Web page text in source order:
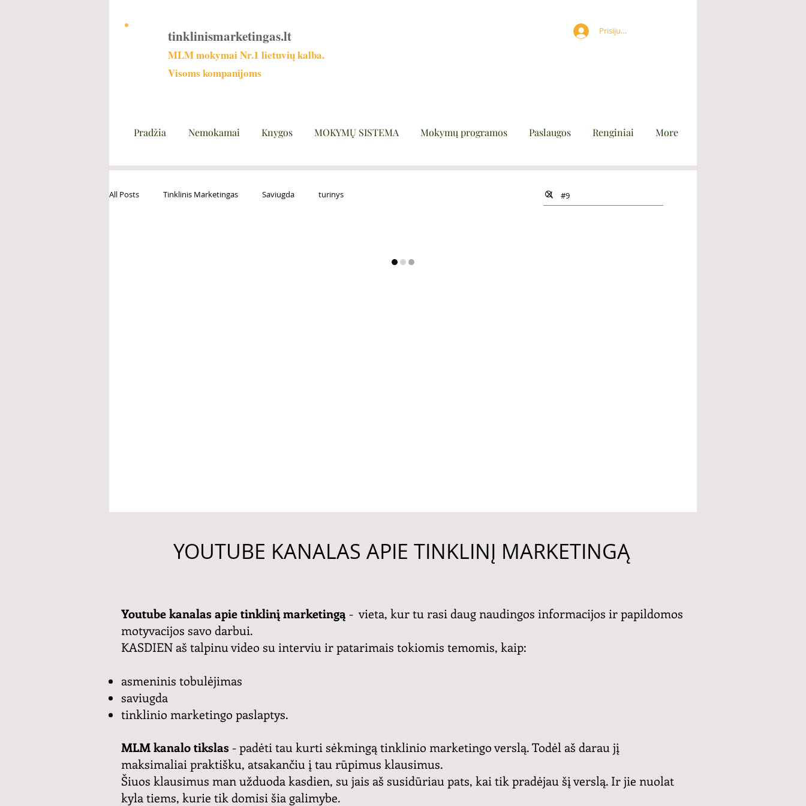
tinklinismarketingas.lt
MLM mokymai Nr.1 lietuvių kalba.
Visoms kompanijoms
Prisijungti
Pradžia Nemokamai Knygos MOKYMŲ SISTEMA Mokymų programos Paslaugos Renginiai More
All Posts Tinklinis Marketingas Saviugda turinys
YOUTUBE KANALAS APIE TINKLINĮ MARKETINGĄ
Youtube kanalas apie tinklinį marketingą - vieta, kur tu rasi daug naudingos informacijos ir papildomos
motyvacijos savo darbui.
KASDIEN aš talpinu video su interviu ir patarimais tokiomis temomis, kaip:
asmeninis tobulėjimas
saviugda
tinklinio marketingo paslaptys.
MLM kanalo tikslas - padėti tau kurti sėkmingą tinklinio marketingo verslą. Todėl aš darau jį
maksimaliai praktišku, atsakančiu į tau rūpimus klausimus.
Šiuos klausimus man užduoda kasdien, su jais aš susidūriau pats, kai tik pradėjau šį verslą. Ir jie nuolat
kyla tiems, kurie tik domisi šia galimybe.